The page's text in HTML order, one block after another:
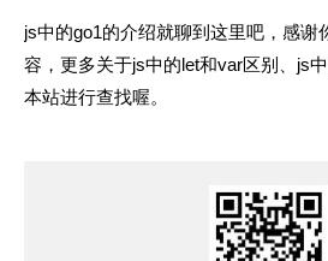
js中的go1的介绍就聊到这里吧，感谢
容，更多关于js中的let和var区别、js
本站进行查找喔。